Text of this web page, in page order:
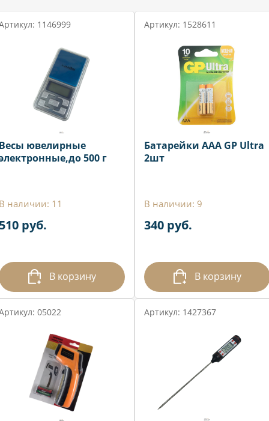
1146999
ювелирные
500 г
наличии: 11
руб.
В корзину
Артикул: 1528611
Батарейки ААА GP Ultra
2шт
В наличии: 9
340 руб.
В корзину
05022 Артикул: 1427367